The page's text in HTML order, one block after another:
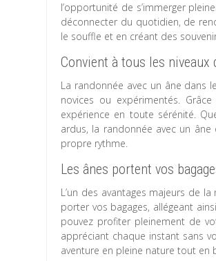
l’opportunité de s’immerger
déconnecter du quotidien, de
le souffle et en créant des
Convient à tous les niveaux
La randonnée avec un âne dans
novices ou expérimentés.
expérience en toute sérénité.
ardus, la randonnée avec un
propre rythme.
Les ânes portent vos
L’un des avantages majeurs de
porter vos bagages, allégeant
pouvez profiter pleinement de
appréciant chaque instant sans
aventure en pleine nature tout